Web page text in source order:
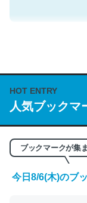
説してる記事が
https://
/064121
─GPTの仕組みと
HOT ENTRY
人気ブックマ
ブックマークが集
今日8/6(木)のブ